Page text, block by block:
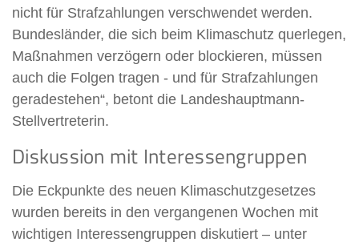
nicht für Strafzahlungen verschwendet werden.
Bundesländer, die sich beim Klimaschutz querlegen,
Maßnahmen verzögern oder blockieren, müssen
auch die Folgen tragen - und für Strafzahlungen
geradestehen“, betont die Landeshauptmann-
Stellvertreterin.
Diskussion mit Interessengruppen
Die Eckpunkte des neuen Klimaschutzgesetzes
wurden bereits in den vergangenen Wochen mit
wichtigen Interessengruppen diskutiert – unter